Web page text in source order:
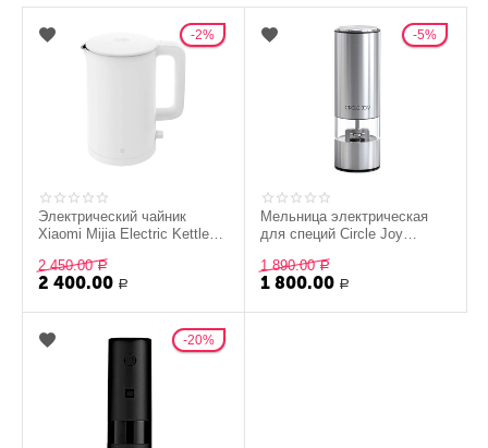
2%
Электрический чайник
Xiaomi Mijia Electric Kettle
2 450.00 Р
2 400.00 Р
5%
Мельница электрическая
для специй Circle Joy
серебристая
1 890.00 Р
1 800.00 Р
20%